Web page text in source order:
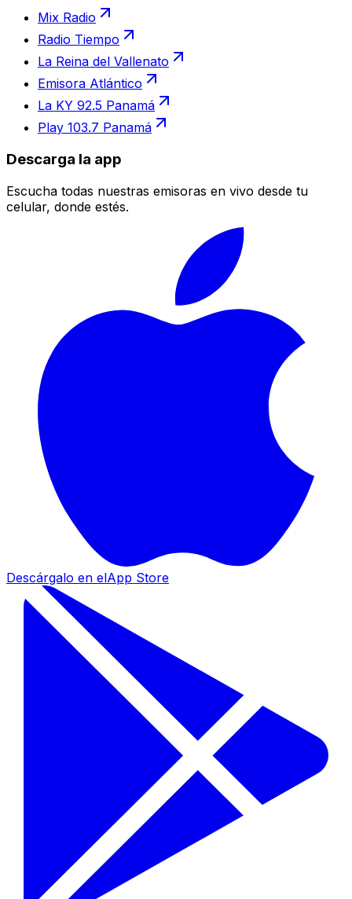
Mix Radio
Radio Tiempo
La Reina del Vallenato
Emisora Atlántico
La KY 92.5 Panamá
Play 103.7 Panamá
Descarga la app
Escucha todas nuestras emisoras en vivo desde tu
celular, donde estés.
Descárgalo en elApp Store